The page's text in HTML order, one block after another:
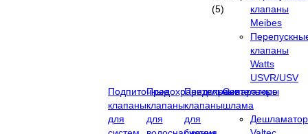
(5)
клапаны
Meibes
клапаны
Watts
USVR/USV
Подпиточные
клапаны
для
Предохранительные
клапаны
для
Предохранительные
клапаны
для
Сепараторы
шлама